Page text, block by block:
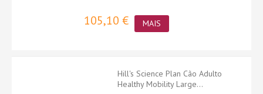
105,10 € MAIS
Hill's Science Plan Cão Adulto
Healthy Mobility Large...